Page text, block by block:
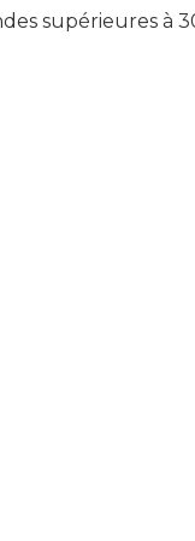
supérieures à